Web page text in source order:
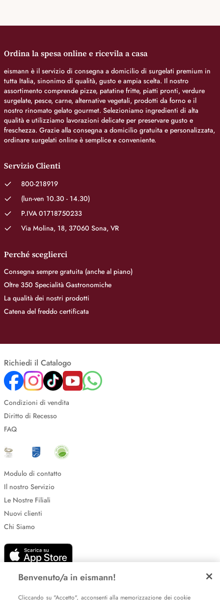
Ordina la spesa online e ricevila a casa
eismann è il servizio di consegna a domicilio di surgelati premium in
tutta Italia, sinonimo di qualità, gusto e ampia scelta. Il nostro
assortimento comprende pizze, patatine fritte, piatti pronti, verdure
surgelate, pesce, carne, alternative vegetali, prodotti da forno e il
nostro rinomato gelato gourmet. Selezioniamo ingredienti di alta
qualità e utilizziamo lavorazioni delicate per preservare gusto e
freschezza. Grazie alla consegna a domicilio gratuita e personalizzata,
ordinare surgelati online è semplice e conveniente.
Servizio Clienti
800-218919
(lun-ven 10.30 - 14.30)
P.IVA 01718750233
Via Molina, 18, 37060 Sona, VR
Perché sceglierci
Consegna sempre gratuita (anche al piano)
Oltre 350 Specialità Gastronomiche
La qualità dei nostri prodotti
Catena del freddo certificata
Richiedi il Catalogo
Condizioni di vendita
Diritto di Recesso
FAQ
Modulo di contatto
Il nostro Servizio
Le Nostre Filiali
Nuovi clienti
Chi Siamo
Benvenuto/a in eismann!
Cliccando su "Accetto", acconsenti alla memorizzazione dei cookie